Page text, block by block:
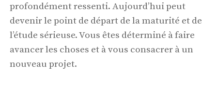
profondément ressenti. Aujourd’hui peut
devenir le point de départ de la maturité et de
l’étude sérieuse. Vous êtes déterminé à faire
avancer les choses et à vous consacrer à un
nouveau projet.